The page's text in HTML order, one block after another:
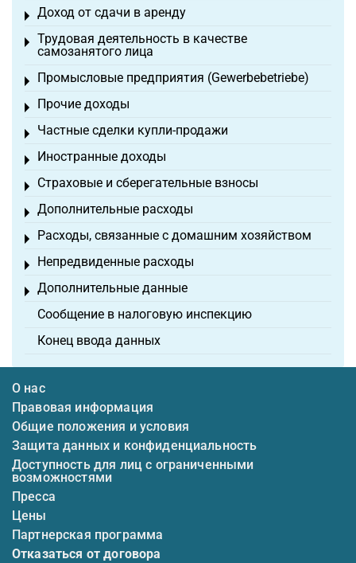
Доход от сдачи в аренду
Toggle menu
Трудовая деятельность в качестве
самозанятого лица
Toggle menu
Промысловые предприятия (Gewerbebetriebe)
Toggle menu
Прочие доходы
Toggle menu
Частные сделки купли-продажи
Toggle menu
Иностранные доходы
Toggle menu
Страховые и сберегательные взносы
Toggle menu
Дополнительные расходы
Toggle menu
Расходы, связанные с домашним хозяйством
Toggle menu
Непредвиденные расходы
Toggle menu
Дополнительные данные
Toggle menu
Сообщение в налоговую инспекцию
Конец ввода данных
О нас
Правовая информация
Общие положения и условия
Защита данных и конфиденциальность
Доступность для лиц с ограниченными
возможностями
Пресса
Цены
Партнерская программа
Отказаться от договора